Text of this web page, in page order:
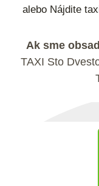
alebo Nájdite
Ak sme
TAXI Sto